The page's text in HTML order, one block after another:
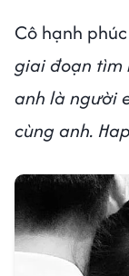
Cô hạnh
giai đoạn tìm
anh là người
cùng anh.